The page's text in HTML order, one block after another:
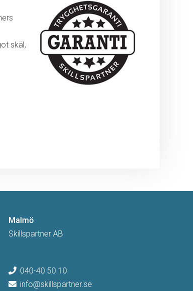
skäl,
Malmö
Skillspartner AB
040-40 50 10
info@skillspartner.se